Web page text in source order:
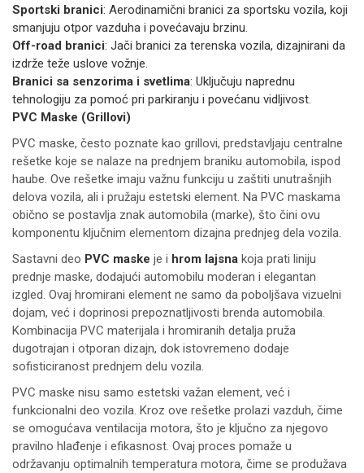
Sportski branici: Aerodinamični branici za sportsku vozila, koji
smanjuju otpor vazduha i povećavaju brzinu.
Off-road branici: Jači branici za terenska vozila, dizajnirani da
izdrže teže uslove vožnje.
Branici sa senzorima i svetlima: Uključuju naprednu
tehnologiju za pomoć pri parkiranju i povećanu vidljivost.
PVC Maske (Grillovi)
PVC maske, često poznate kao grillovi, predstavljaju centralne
rešetke koje se nalaze na prednjem braniku automobila, ispod
haube. Ove rešetke imaju važnu funkciju u zaštiti unutrašnjih
delova vozila, ali i pružaju estetski element. Na PVC maskama
obično se postavlja znak automobila (marke), što čini ovu
komponentu ključnim elementom dizajna prednjeg dela vozila.
Sastavni deo PVC maske je i hrom lajsna koja prati liniju
prednje maske, dodajući automobilu moderan i elegantan
izgled. Ovaj hromirani element ne samo da poboljšava vizuelni
dojam, već i doprinosi prepoznatljivosti brenda automobila.
Kombinacija PVC materijala i hromiranih detalja pruža
dugotrajan i otporan dizajn, dok istovremeno dodaje
sofisticiranost prednjem delu vozila.
PVC maske nisu samo estetski važan element, već i
funkcionalni deo vozila. Kroz ove rešetke prolazi vazduh, čime
se omogućava ventilacija motora, što je ključno za njegovo
pravilno hlađenje i efikasnost. Ovaj proces pomaže u
održavanju optimalnih temperatura motora, čime se produžava